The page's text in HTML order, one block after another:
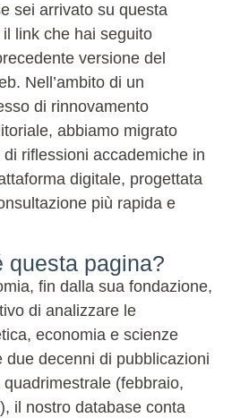
sei arrivato su questa
link che hai seguito
versione del
Nell’ambito di un
di rinnovamento
abbiamo migrato
riflessioni accademiche in
digitale, progettata
più rapida e
questa pagina?
fin dalla sua fondazione,
di analizzare le
economia e scienze
due decenni di pubblicazioni
(febbraio,
il nostro database conta